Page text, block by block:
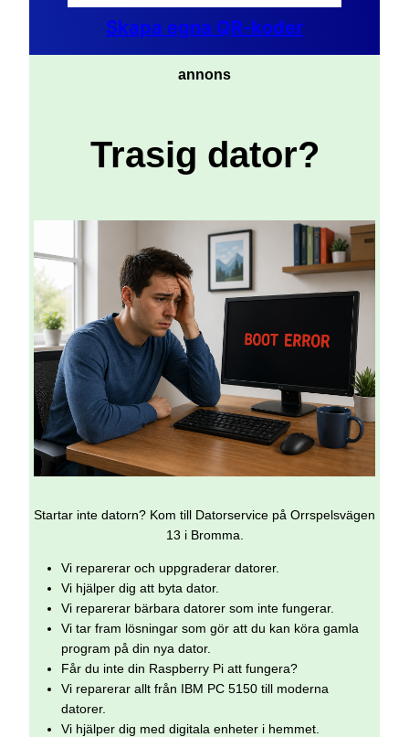
Skapa egna QR-koder
annons
Trasig dator?
Startar inte datorn? Kom till Datorservice på Orrspelsvägen
13 i Bromma.
Vi reparerar och uppgraderar datorer.
Vi hjälper dig att byta dator.
Vi reparerar bärbara datorer som inte fungerar.
Vi tar fram lösningar som gör att du kan köra gamla
program på din nya dator.
Får du inte din Raspberry Pi att fungera?
Vi reparerar allt från IBM PC 5150 till moderna
datorer.
Vi hjälper dig med digitala enheter i hemmet.